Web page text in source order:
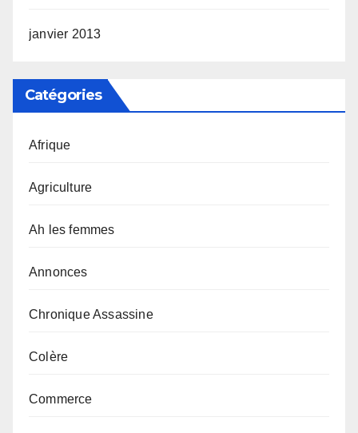
janvier 2013
Catégories
Afrique
Agriculture
Ah les femmes
Annonces
Chronique Assassine
Colère
Commerce